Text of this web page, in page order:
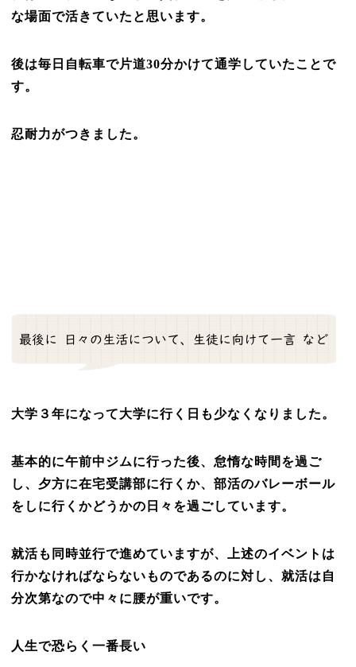
な場面で活きていたと思います。
後は毎日自転車で片道30分かけて通学していたことで
す。
忍耐力がつきました。
大学３年になって大学に行く日も少なくなりました。
基本的に午前中ジムに行った後、怠惰な時間を過ご
し、夕方に在宅受講部に行くか、部活のバレーボール
をしに行くかどうかの日々を過ごしています。
就活も同時並行で進めていますが、上述のイベントは
行かなければならないものであるのに対し、就活は自
分次第なので中々に腰が重いです。
人生で恐らく一番長い